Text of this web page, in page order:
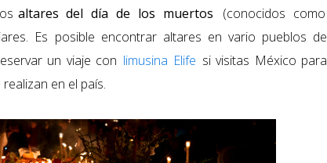
altares del día de los muertos
(conocidos como
Es posible encontrar altares en vario pueblos de
un viaje con limusina Elife si visitas México para
en el país.